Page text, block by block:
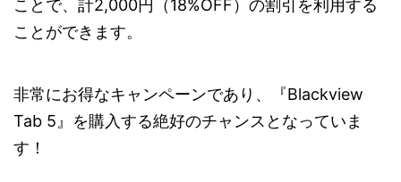
ことで、計2,000円（18%OFF）の割引を利用する
ことができます。
非常にお得なキャンペーンであり、『Blackview
Tab 5』を購入する絶好のチャンスとなっていま
す！